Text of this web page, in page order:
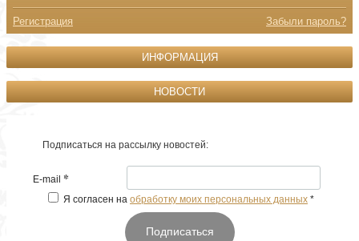
Регистрация Забыли пароль?
ИНФОРМАЦИЯ
НОВОСТИ
Подписаться на рассылку новостей:
E-mail *
Я согласен на обработку моих персональных данных *
Подписаться